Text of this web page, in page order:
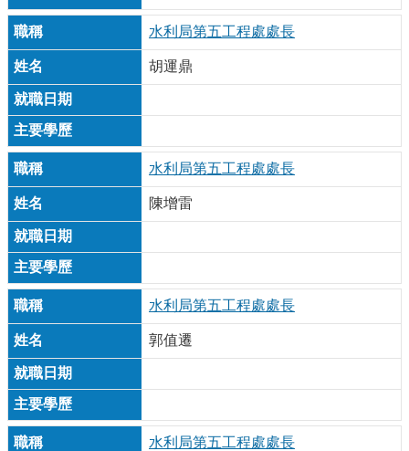
水利局第五工程處處長
胡運鼎
水利局第五工程處處長
陳增雷
水利局第五工程處處長
郭值遷
水利局第五工程處處長